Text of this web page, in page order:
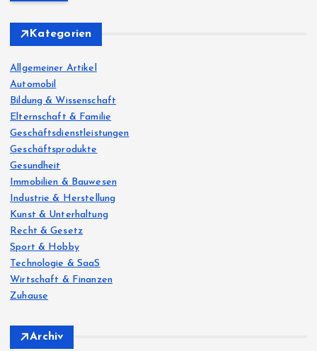
f
o
r
:
Kategorien
Allgemeiner Artikel
Automobil
Bildung & Wissenschaft
Elternschaft & Familie
Geschäftsdienstleistungen
Geschäftsprodukte
Gesundheit
Immobilien & Bauwesen
Industrie & Herstellung
Kunst & Unterhaltung
Recht & Gesetz
Sport & Hobby
Technologie & SaaS
Wirtschaft & Finanzen
Zuhause
Archiv